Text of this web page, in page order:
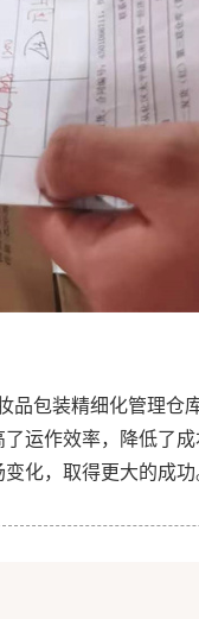
包装精细化管理仓
运作效率，降低了
化，取得更大的成功